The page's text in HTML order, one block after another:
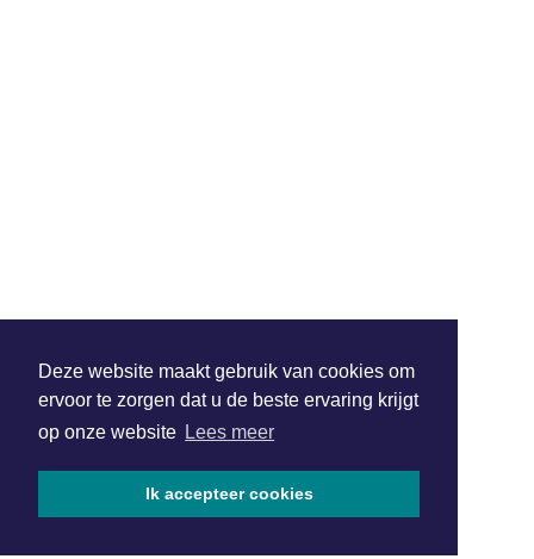
Deze website maakt gebruik van cookies om
ervoor te zorgen dat u de beste ervaring krijgt
op onze website Lees meer
Ik accepteer cookies